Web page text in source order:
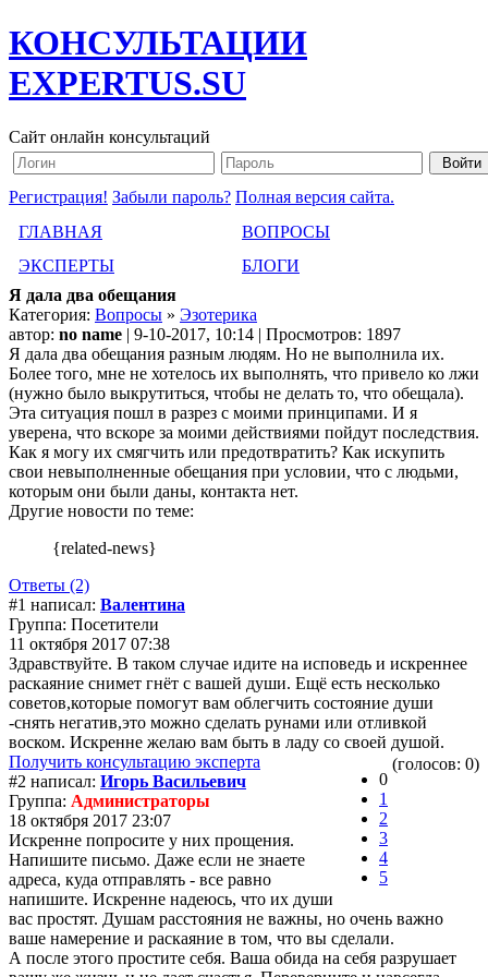
КОНСУЛЬТАЦИИ
EXPERTUS.SU
Сайт онлайн консультаций
Регистрация! Забыли пароль? Полная версия сайта.
ГЛАВНАЯ
ВОПРОСЫ
ЭКСПЕРТЫ
БЛОГИ
Я дала два обещания
Категория: Вопросы » Эзотерика
автор: no name | 9-10-2017, 10:14 | Просмотров: 1897
Я дала два обещания разным людям. Но не выполнила их.
Более того, мне не хотелось их выполнять, что привело ко лжи
(нужно было выкрутиться, чтобы не делать то, что обещала).
Эта ситуация пошл в разрез с моими принципами. И я
уверена, что вскоре за моими действиями пойдут последствия.
Как я могу их смягчить или предотвратить? Как искупить
свои невыполненные обещания при условии, что с людьми,
которым они были даны, контакта нет.
Другие новости по теме:
{related-news}
Ответы (2)
#1 написал: Валентина
Группа: Посетители
11 октября 2017 07:38
Здравствуйте. В таком случае идите на исповедь и искреннее
раскаяние снимет гнёт с вашей души. Ещё есть несколько
советов,которые помогут вам облегчить состояние души
-снять негатив,это можно сделать рунами или отливкой
воском. Искренне желаю вам быть в ладу со своей душой.
Получить консультацию эксперта
0
1
2
3
4
5
(голосов: 0)
#2 написал: Игорь Васильевич
Группа: Администраторы
18 октября 2017 23:07
Искренне попросите у них прощения.
Напишите письмо. Даже если не знаете
адреса, куда отправлять - все равно
напишите. Искренне надеюсь, что их души
вас простят. Душам расстояния не важны, но очень важно
ваше намерение и раскаяние в том, что вы сделали.
А после этого простите себя. Ваша обида на себя разрушает